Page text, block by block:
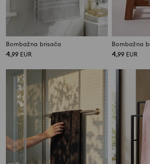
Bombažna brisača
4,99 EUR
Bombažna
4,99 EUR